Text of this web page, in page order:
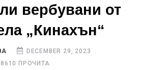
вербувани от
„Кинахън“
DECEMBER 29, 2023
8610 ПРОЧИТА